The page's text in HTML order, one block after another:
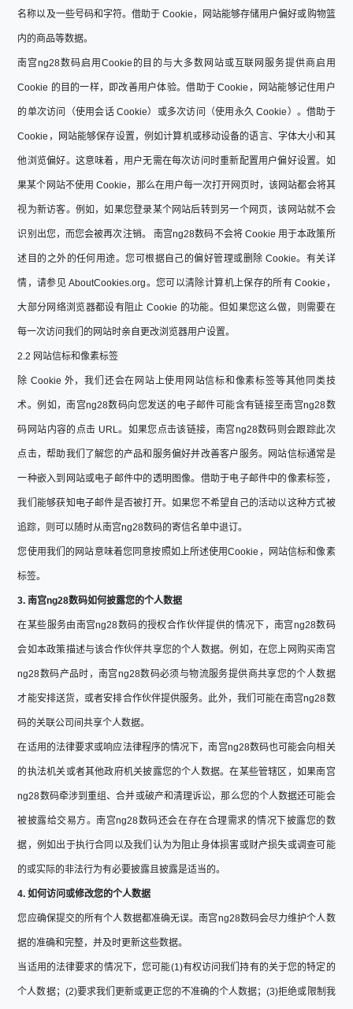
名称以及一些号码和字符。借助于 Cookie，网站能够存储用户偏好或购物篮
内的商品等数据。
南宫ng28数码启用Cookie的目的与大多数网站或互联网服务提供商启用
Cookie 的目的一样，即改善用户体验。借助于 Cookie，网站能够记住用户
的单次访问（使用会话 Cookie）或多次访问（使用永久 Cookie）。借助于
Cookie，网站能够保存设置，例如计算机或移动设备的语言、字体大小和其
他浏览偏好。这意味着，用户无需在每次访问时重新配置用户偏好设置。如
果某个网站不使用 Cookie，那么在用户每一次打开网页时，该网站都会将其
视为新访客。例如，如果您登录某个网站后转到另一个网页，该网站就不会
识别出您，而您会被再次注销。 南宫ng28数码不会将 Cookie 用于本政策所
述目的之外的任何用途。您可根据自己的偏好管理或删除 Cookie。有关详
情，请参见 AboutCookies.org。您可以清除计算机上保存的所有 Cookie，
大部分网络浏览器都设有阻止 Cookie 的功能。但如果您这么做，则需要在
每一次访问我们的网站时亲自更改浏览器用户设置。
2.2 网站信标和像素标签
除 Cookie 外，我们还会在网站上使用网站信标和像素标签等其他同类技
术。例如，南宫ng28数码向您发送的电子邮件可能含有链接至南宫ng28数
码网站内容的点击 URL。如果您点击该链接，南宫ng28数码则会跟踪此次
点击，帮助我们了解您的产品和服务偏好并改善客户服务。网站信标通常是
一种嵌入到网站或电子邮件中的透明图像。借助于电子邮件中的像素标签，
我们能够获知电子邮件是否被打开。如果您不希望自己的活动以这种方式被
追踪，则可以随时从南宫ng28数码的寄信名单中退订。
您使用我们的网站意味着您同意按照如上所述使用Cookie，网站信标和像素
标签。
3. 南宫ng28数码如何披露您的个人数据
在某些服务由南宫ng28数码的授权合作伙伴提供的情况下，南宫ng28数码
会如本政策描述与该合作伙伴共享您的个人数据。例如，在您上网购买南宫
ng28数码产品时，南宫ng28数码必须与物流服务提供商共享您的个人数据
才能安排送货，或者安排合作伙伴提供服务。此外，我们可能在南宫ng28数
码的关联公司间共享个人数据。
在适用的法律要求或响应法律程序的情况下，南宫ng28数码也可能会向相关
的执法机关或者其他政府机关披露您的个人数据。在某些管辖区，如果南宫
ng28数码牵涉到重组、合并或破产和清理诉讼，那么您的个人数据还可能会
被披露给交易方。南宫ng28数码还会在存在合理需求的情况下披露您的数
据，例如出于执行合同以及我们认为为阻止身体损害或财产损失或调查可能
的或实际的非法行为有必要披露且披露是适当的。
4. 如何访问或修改您的个人数据
您应确保提交的所有个人数据都准确无误。南宫ng28数码会尽力维护个人数
据的准确和完整，并及时更新这些数据。
当适用的法律要求的情况下，您可能(1)有权访问我们持有的关于您的特定的
个人数据；(2)要求我们更新或更正您的不准确的个人数据；(3)拒绝或限制我